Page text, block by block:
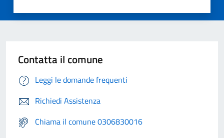
Contatta il comune
Leggi le domande frequenti
Richiedi Assistenza
Chiama il comune 0306830016